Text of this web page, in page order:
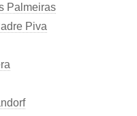
Palmeiras
Piva